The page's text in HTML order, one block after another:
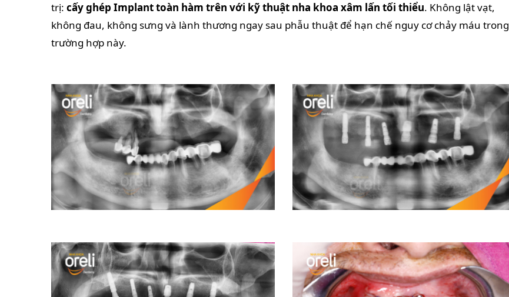
trị: cấy ghép Implant toàn hàm trên với kỹ thuật nha khoa xâm lấn tối thiểu. Không lật vạt,
không đau, không sưng và lành thương ngay sau phẫu thuật để hạn chế nguy cơ chảy máu trong
trường hợp này.